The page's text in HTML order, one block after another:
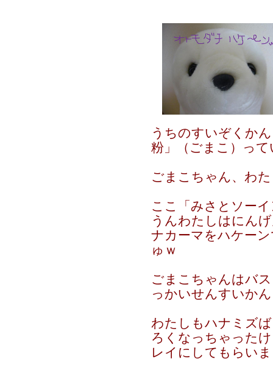
うちのすいぞくか
粉」（ごまこ）っ
ごまこちゃん、わ
ここ「みさとソー
うんわたしはにん
ナカーマをハケー
ゅｗ
ごまこちゃんはバ
っかいせんすいか
わたしもハナミズ
ろくなっちゃった
レイにしてもらい